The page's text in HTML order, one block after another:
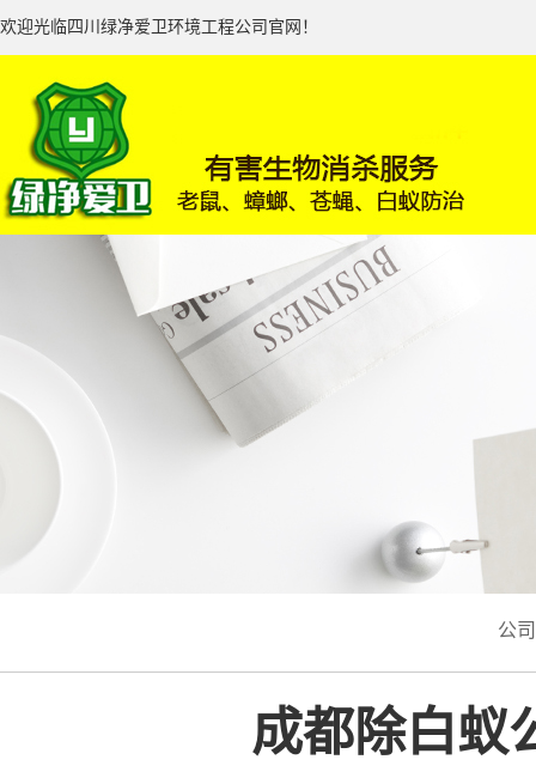
欢迎光临四川绿净爱卫环境工程公司官网！
公
成都除白蚁